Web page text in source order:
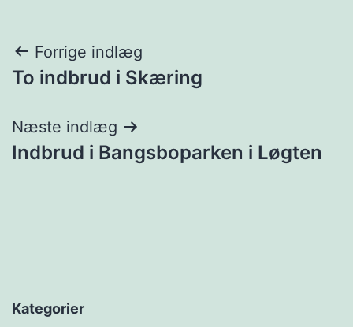
Indlægsnavigation
Forrige indlæg
To indbrud i Skæring
Næste indlæg
Indbrud i Bangsboparken i Løgten
Kategorier